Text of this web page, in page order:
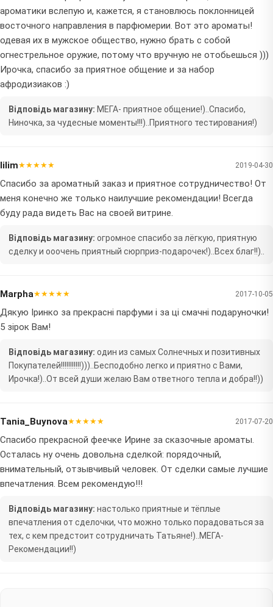
ароматики вслепую и, кажется, я становлюсь поклонницей
восточного направления в парфюмерии. Вот это ароматы!
одевая их в мужское общество, нужно брать с собой
огнестрельное оружие, потому что вручную не отобьешься )))
Ирочка, спасибо за приятное общение и за набор
афродизиаков :)
Відповідь магазину: МЕГА- приятное общение!)..Спасибо,
Ниночка, за чудесные моменты!!!)..Приятного тестирования!)
lilim★★★★★ 2019-04-30
Спасибо за ароматный заказ и приятное сотрудничество! От
меня конечно же только наилучшие рекомендации! Всегда
буду рада видеть Вас на своей витрине.
Відповідь магазину: огромное спасибо за лёгкую, приятную
сделку и ооочень приятный сюрприз-подарочек!)..Всех благ!!)..
Marpha★★★★★ 2017-10-05
Дякую Іринко за прекрасні парфуми і за ці смачні подаруночки!
5 зірок Вам!
Відповідь магазину: один из самых Солнечных и позитивных
Покупателей!!!!!!!!!!!)))..Бесподобно легко и приятно с Вами,
Ирочка!)..От всей души желаю Вам ответного тепла и добра!!))
Tania_Buynova★★★★★ 2017-07-20
Спасибо прекрасной феечке Ирине за сказочные ароматы.
Осталась ну очень довольна сделкой: порядочный,
внимательный, отзывчивый человек. От сделки самые лучшие
впечатления. Всем рекомендую!!!
Відповідь магазину: настолько приятные и тёплые
впечатления от сделочки, что можно только порадоваться за
тех, с кем предстоит сотрудничать Татьяне!)..МЕГА-
Рекомендации!!)